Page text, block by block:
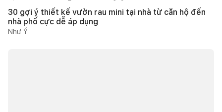
30 gợi ý thiết kế vườn rau mini tại nhà từ căn hộ đến
nhà phố cực dễ áp dụng
Như Ý